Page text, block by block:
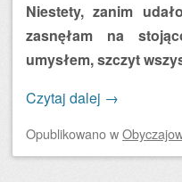
Niestety, zanim
zasnęłam na
umysłem, szczyt
Czytaj dalej →
Opublikowanow